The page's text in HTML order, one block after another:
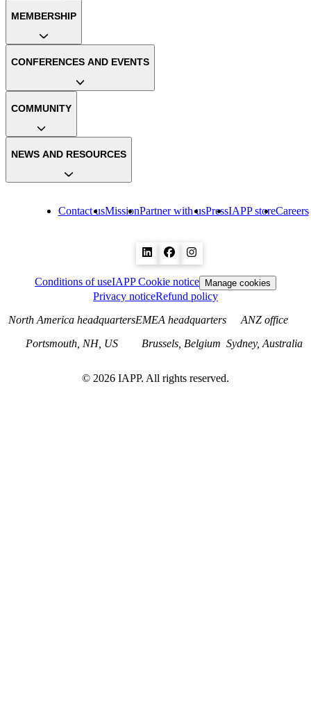
Contact usMissionPartner with usPressIAPP storeCareers
MEMBERSHIP
CONFERENCES AND EVENTS
COMMUNITY
NEWS AND RESOURCES
Conditions of useIAPP Cookie notice Manage cookies
Privacy noticeRefund policy
North America headquarters
Portsmouth, NH, US
EMEA headquarters
Brussels, Belgium
ANZ office
Sydney, Australia
© 2026 IAPP. All rights reserved.